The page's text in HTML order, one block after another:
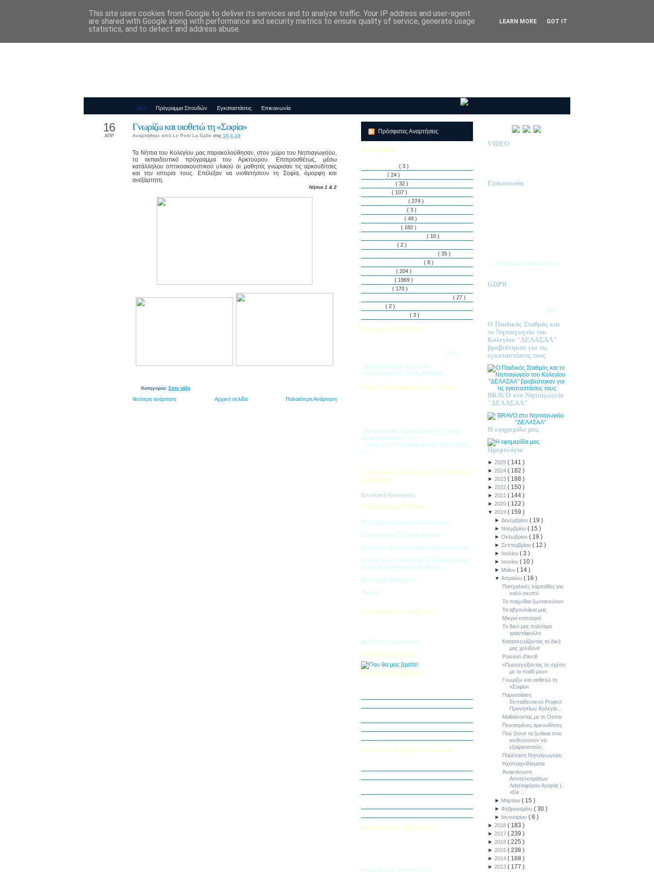
Παιδικός Σταθμός-Νηπιαγωγείο "ΔΕΛΑΣΑΛ"
Νέα Πρόγραμμα Σπουδών Εγκαταστάσεις Επικοινωνία
Γνωρίζω και υιοθετώ τη «Σοφία»
Αναρτήθηκε από Le Petit La Salle στις 16.4.19
16
ΑΠΡ
Τα Νήπια του Κολεγίου μας παρακολούθησαν, στον χώρο του Νηπιαγωγείου,
το εκπαιδευτικό πρόγραμμα του Αρκτούρου. Επιπροσθέτως, μέσω
κατάλληλου οπτικοακουστικού υλικού οι μαθητές γνώρισαν τις αρκουδίτσες
και την ιστορία τους. Επέλεξαν να υιοθετήσουν τη Σοφία, όμορφη και
ανεξάρτητη.
Νήπια 1 & 2
Κατηγορία: Στην τάξη
Νεότερη ανάρτηση Παλαιότερη Ανάρτηση
Αρχική σελίδα
Πρόσφατες Αναρτήσεις
Κατηγορίες
( 3 )
( 24 )
( 32 )
( 107 )
( 274 )
( 3 )
( 49 )
( 182 )
( 10 )
( 2 )
( 35 )
( 8 )
( 204 )
( 1969 )
( 170 )
( 27 )
( 2 )
( 3 )
Εγγραφές 2025-2026
εδώ.
- Δικαιολογητικά Εγγραφής
- Ατομικό Δελτίο Υγείας Μαθητή
Όμιλοι Δραστηριοτήτων - Clubs
- Εκπαιδευτικό Πρόγραμμα της Ζώνης
Δραστηριοτήτων ->>
- Υλικά για τη Σχολική Χρονιά 2025-2026 -
>>
Εσωτερική Αξιολόγηση Σχ. Μονάδας
2022-2023
Εσωτερική Αξιολόγηση
ΧΡΗΣΙΜΑ ΕΓΓΡΑΦΑ
Εσωτερικός Κανονισμός Κολεγίου
Εκπαιδευτικό Σχέδιο Κολεγίου
Εκπαιδευτικός Σχεδιασμός Νηπιαγωγείου
Κανονισμός Λειτουργίας & Εκπαιδευτικός
Σχεδιασμός Παιδικού Σταθμού
Μεταφορά Μαθητών
Στολές
VACANCES D’ ÉTÉ 2025
Διαβάστε περισσότερα
Που θα μας βρείτε!
Τα νέα του Δημοτικού
Τα νέα του Γυμνασίου-Λυκείου
Εργασία στο «ΔΕΛΑΣΑΛ»
Εργασία στο "ΔΕΛΑΣΑΛ"->
VIDEO
Επικοινωνία
preschool@delasalle.gr
GDPR
εδώ
Ο Παιδικός Σταθμός και
το Νηπιαγωγείο του
Κολεγίου "ΔΕΛΑΣΑΛ"
βραβεύτηκαν για τις
εγκαταστάσεις τους
BRAVO στο Νηπιαγωγείο
"ΔΕΛΑΣΑΛ"
Η εφημερίδα μας
Ημερολόγιο
► 2025 ( 141 )
► 2024 ( 182 )
► 2023 ( 188 )
► 2022 ( 150 )
► 2021 ( 144 )
► 2020 ( 122 )
▼ 2019 ( 159 )
►Δεκεμβρίου( 19)
► Νοεμβρίου( 15)
►Οκτωβρίου( 19)
►Σεπτεμβρίου( 12)
► Ιουλίου(3)
► Ιουνίου( 10)
► Μαΐου( 14)
▼Απριλίου( 16)
Πασχαλινές λαμπάδες για
καλό σκοπό
Τα παιχνίδια ζωντανεύουν
Τα αβγουλάκια μας
Μικροί κηπουροί
Το δικό μας πολύτιμο
τριαντάφυλλο
Κατασκευάζοντας το δικό
μας χελιδόνι!
Poisson d'avril!
«Προσεγγίζοντας τη σχέση
με το παιδί μου»
Γνωρίζω και υιοθετώ τη
«Σοφία»
Παρουσίαση
Εκπαιδευτικού Project
Προνηπίων Κολεγίο...
Μαθαίνοντας με το Osmo
Πεινασμένες αρκουδίτσες
Πού ζούνε τα ζωάκια που
κινδυνεύουν να
εξαφανιστούν;
Παρέλαση Νηπιαγωγείου
Ηχοπαιχνιδίσματα
Ανακοίνωση
Αποτελεσμάτων
Λαχειοφόρου Αγοράς |
«De ...
► Μαρτίου( 15)
►Φεβρουαρίου(30)
► Ιανουαρίου(6)
► 2018 ( 183 )
► 2017 ( 239 )
► 2016 ( 225 )
► 2015 ( 238 )
► 2014 ( 168 )
► 2013 ( 177 )
This site uses cookies from Google to deliver its services and to analyze traffic. Your IP address and user-agent
are shared with Google along with performance and security metrics to ensure quality of service, generate usage
statistics, and to detect and address abuse.
LEARN MORE GOT IT